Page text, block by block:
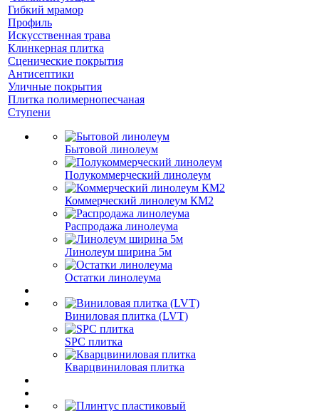
Гибкий мрамор
Профиль
Искусственная трава
Клинкерная плитка
Сценические покрытия
Антисептики
Уличные покрытия
Плитка полимернопесчаная
Ступени
Бытовой линолеум
Полукоммерческий линолеум
Коммерческий линолеум КМ2
Распродажа линолеума
Линолеум ширина 5м
Остатки линолеума
Виниловая плитка (LVT)
SPC плитка
Кварцвиниловая плитка